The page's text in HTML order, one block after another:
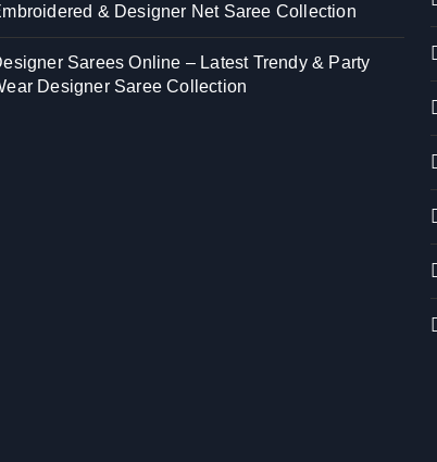
& Designer Net Saree Collection
Sarees Online – Latest Trendy & Party
Designer Saree Collection